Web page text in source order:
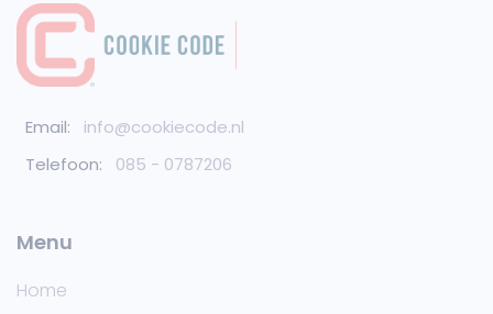
Email:
info@cookiecode.nl
Telefoon:
085 - 0787206
Menu
Home